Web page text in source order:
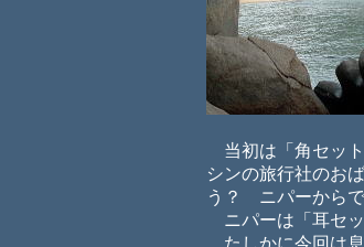
当初は「角セッ
シンの旅行社のお
う？ ニパーからで
ニパーは「耳セッ
たしかに今回は